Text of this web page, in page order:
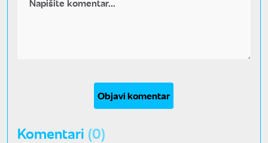
Objavi komentar
Komentari (0)